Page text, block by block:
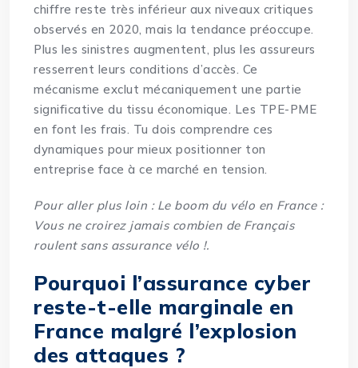
chiffre reste très inférieur aux niveaux critiques
observés en 2020, mais la tendance préoccupe.
Plus les sinistres augmentent, plus les assureurs
resserrent leurs conditions d’accès. Ce
mécanisme exclut mécaniquement une partie
significative du tissu économique. Les TPE-PME
en font les frais. Tu dois comprendre ces
dynamiques pour mieux positionner ton
entreprise face à ce marché en tension.
Pour aller plus loin : Le boom du vélo en France :
Vous ne croirez jamais combien de Français
roulent sans assurance vélo !.
Pourquoi l’assurance cyber
reste-t-elle marginale en
France malgré l’explosion
des attaques ?